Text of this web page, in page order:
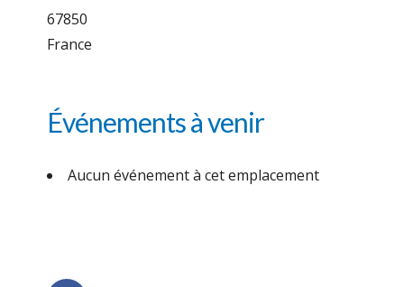
67850
France
Événements à venir
Aucun événement à cet emplacement